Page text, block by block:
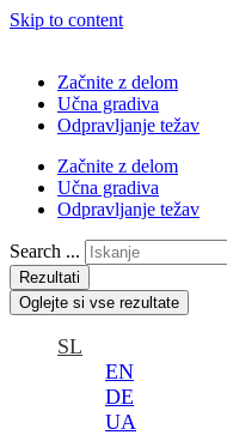
Skip to content
Začnite z delom
Učna gradiva
Odpravljanje težav
Začnite z delom
Učna gradiva
Odpravljanje težav
Search ...
Rezultati
Oglejte si vse rezultate
SL
EN
DE
UA